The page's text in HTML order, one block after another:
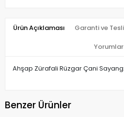
Ürün Açıklaması Garanti ve
Yorumlar
Ahşap Zürafali Rüzgar Çani
Benzer Ürünler